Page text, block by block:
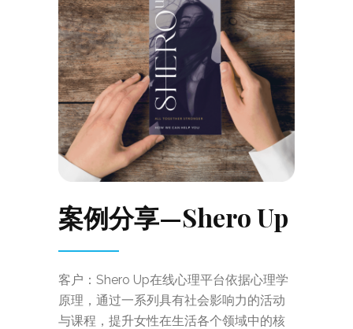
案例分享—Shero Up
客户：Shero Up在线心理平台依据心理学
原理，通过一系列具有社会影响力的活动
与课程，提升女性在生活各个领域中的核